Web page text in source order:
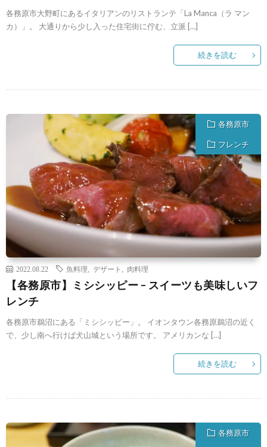
各務原市大野町にあるイタリアンのリストランテ「La Manca（ラ マン
カ）」。 大通りから少し入った住宅街に佇む、立派 […]
続きを読む
各務原市
フレンチ
2022.08.22 魚料理 デザート 肉料理
【各務原市】ミシシッピー – スイーツも美味しいフ
レンチ
各務原市鵜沼にある「ミシシッピー」。 イオンタウン各務原鵜沼の近く
で、少し南へ行けば犬山城という場所です。 アメリカンな […]
続きを読む
各務原市